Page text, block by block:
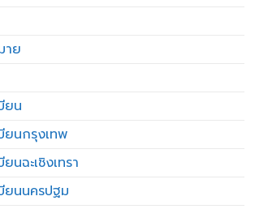
าย
ยน
ยนกรุงเทพ
นฉะเชิงเทรา
ยนนครปฐม